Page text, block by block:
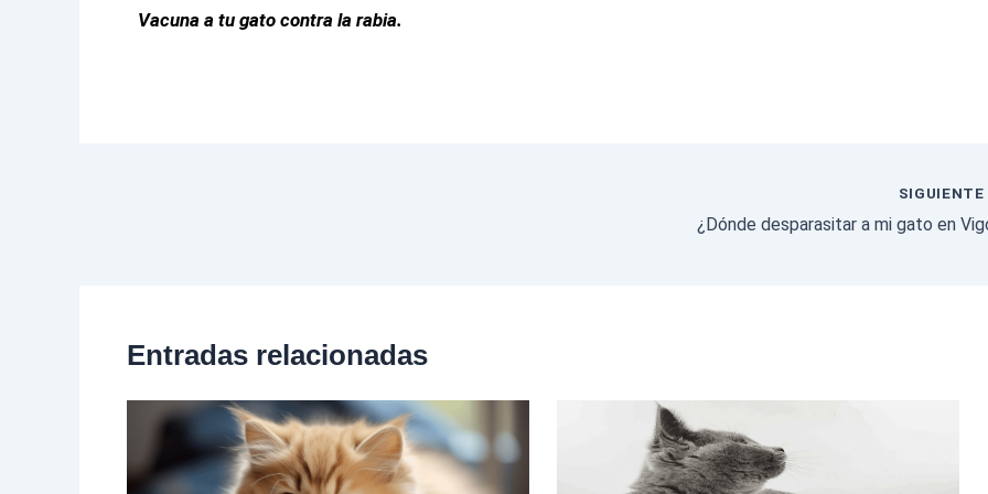
Vacuna a tu gato contra la rabia.
SIGUIENTE
¿Dónde desparasitar a mi gato en
Entradas relacionadas